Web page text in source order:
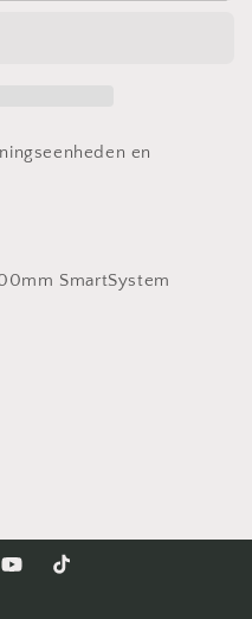
en
SmartSystem
YouTubeTikTok